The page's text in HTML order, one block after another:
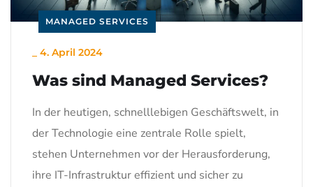
MANAGED SERVICES
4. April 2024
Was sind Managed Services?
In der heutigen, schnelllebigen Geschäftswelt, in
der Technologie eine zentrale Rolle spielt,
stehen Unternehmen vor der Herausforderung,
ihre IT-Infrastruktur effizient und sicher zu